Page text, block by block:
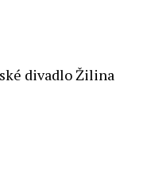
divadlo Žilina